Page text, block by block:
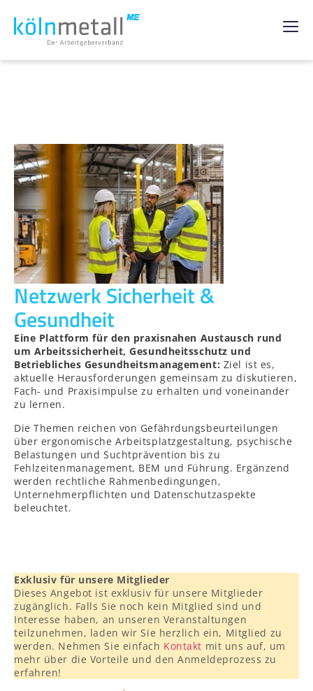
Netzwerk Sicherheit &
Gesundheit
Eine Plattform für den praxisnahen Austausch rund
um Arbeitssicherheit, Gesundheitsschutz und
Betriebliches Gesundheitsmanagement: Ziel ist es,
aktuelle Herausforderungen gemeinsam zu diskutieren,
Fach- und Praxisimpulse zu erhalten und voneinander
zu lernen.
Die Themen reichen von Gefährdungsbeurteilungen
über ergonomische Arbeitsplatzgestaltung, psychische
Belastungen und Suchtprävention bis zu
Fehlzeitenmanagement, BEM und Führung. Ergänzend
werden rechtliche Rahmenbedingungen,
Unternehmerpflichten und Datenschutzaspekte
beleuchtet.
Exklusiv für unsere Mitglieder
Dieses Angebot ist exklusiv für unsere Mitglieder
zugänglich. Falls Sie noch kein Mitglied sind und
Interesse haben, an unseren Veranstaltungen
teilzunehmen, laden wir Sie herzlich ein, Mitglied zu
werden. Nehmen Sie einfach Kontakt mit uns auf, um
mehr über die Vorteile und den Anmeldeprozess zu
erfahren!